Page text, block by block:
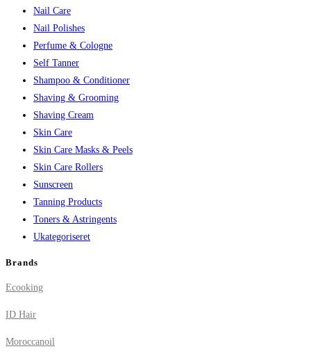
Nail Care
Nail Polishes
Perfume & Cologne
Self Tanner
Shampoo & Conditioner
Shaving & Grooming
Shaving Cream
Skin Care
Skin Care Masks & Peels
Skin Care Rollers
Sunscreen
Tanning Products
Toners & Astringents
Ukategoriseret
Brands
Ecooking
ID Hair
Moroccanoil